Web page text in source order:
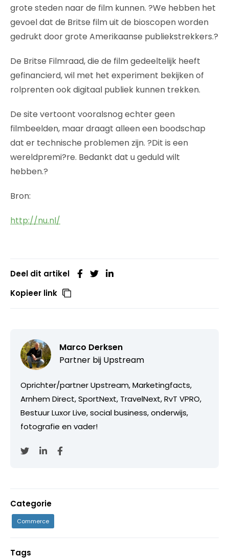
grote steden naar de film kunnen. ?We hebben het
gevoel dat de Britse film uit de bioscopen worden
gedrukt door grote Amerikaanse publiekstrekkers.?
De Britse Filmraad, die de film gedeeltelijk heeft
gefinancierd, wil met het experiment bekijken of
rolprenten ook digitaal publiek kunnen trekken.
De site vertoont vooralsnog echter geen
filmbeelden, maar draagt alleen een boodschap
dat er technische problemen zijn. ?Dit is een
wereldpremi?re. Bedankt dat u geduld wilt
hebben.?
Bron:
http://nu.nl/
Deel dit artikel
Kopieer link
Marco Derksen
Partner bij Upstream
Oprichter/partner Upstream, Marketingfacts,
Arnhem Direct, SportNext, TravelNext, RvT VPRO,
Bestuur Luxor Live, social business, onderwijs,
fotografie en vader!
Categorie
Commerce
Tags